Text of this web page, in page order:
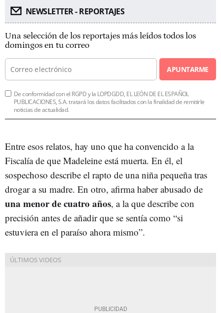
NEWSLETTER - REPORTAJES
Una selección de los reportajes más leídos todos los
domingos en tu correo
APUNTARME
De conformidad con el RGPD y la LOPDGDD, EL LEÓN DE EL ESPAÑOL
PUBLICACIONES, S.A. tratará los datos facilitados con la finalidad de remitirle
noticias de actualidad.
Entre esos relatos, hay uno que ha convencido a la
Fiscalía de que Madeleine está muerta. En él, el
sospechoso describe el rapto de una niña pequeña tras
drogar a su madre. En otro, afirma haber abusado de
una menor de cuatro años, a la que describe con
precisión antes de añadir que se sentía como “si
estuviera en el paraíso ahora mismo”.